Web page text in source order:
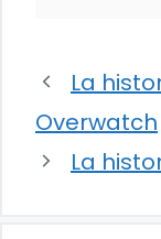
La
Overwatch
La